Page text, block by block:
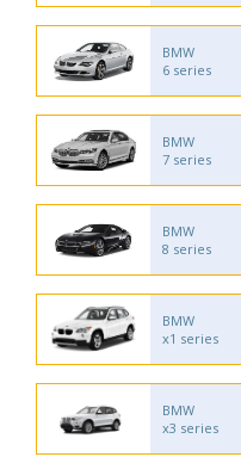
BMW
6 series
BMW
7 series
BMW
8 series
BMW
x1 series
BMW
x3 series